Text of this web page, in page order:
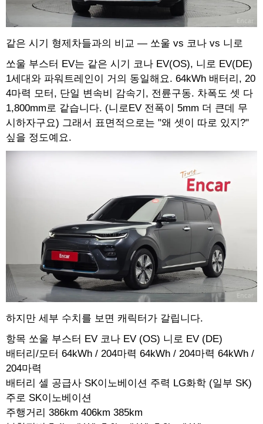
같은 시기 형제차들과의 비교 — 쏘울 vs 코나 vs 니로
쏘울 부스터 EV는 같은 시기 코나 EV(OS), 니로 EV(DE)
1세대와 파워트레인이 거의 동일해요. 64kWh 배터리, 20
4마력 모터, 단일 변속비 감속기, 전륜구동. 차폭도 셋 다
1,800mm로 같습니다. (니로EV 전폭이 5mm 더 큰데 무
시하자구요) 그래서 표면적으로는 "왜 셋이 따로 있지?"
싶을 정도예요.
하지만 세부 수치를 보면 캐릭터가 갈립니다.
항목 쏘울 부스터 EV 코나 EV (OS) 니로 EV (DE)
배터리/모터 64kWh / 204마력 64kWh / 204마력 64kWh /
204마력
배터리 셀 공급사 SK이노베이션 주력 LG화학 (일부 SK)
주로 SK이노베이션
주행거리 386km 406km 385km